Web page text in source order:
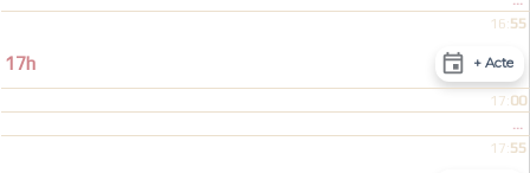
16:55
17h  + Acte
17:00
17:55